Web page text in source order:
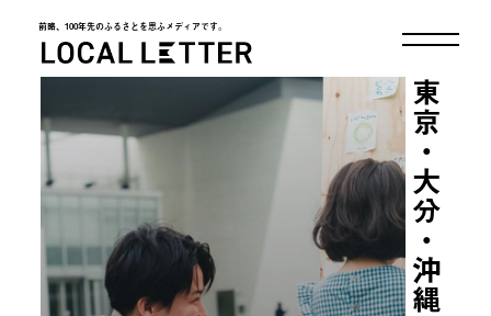
前略、100年先のふるさとを思ふメディアです。
LOCAL LETTER
東京・大分・沖縄